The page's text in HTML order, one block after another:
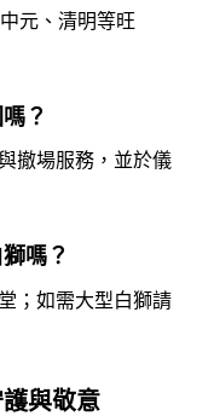
元、清明等旺
？
撤場服務，並於儀
嗎？
；如需大型白獅請
與敬意